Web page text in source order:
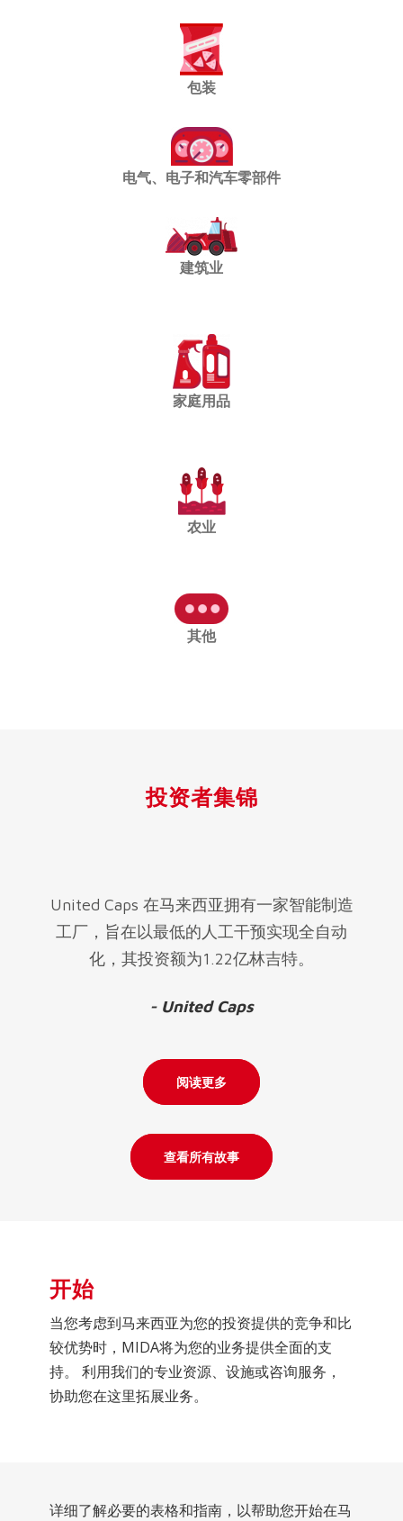
包装
电气、电子和汽车零部件
建筑业
家庭用品
农业
其他
投资者集锦
United Caps 在马来西亚拥有一家智能制造
工厂，旨在以最低的人工干预实现全自动
化，其投资额为1.22亿林吉特。
- United Caps
阅读更多
查看所有故事
开始
当您考虑到马来西亚为您的投资提供的竞争和比
较优势时，MIDA将为您的业务提供全面的支
持。 利用我们的专业资源、设施或咨询服务，
协助您在这里拓展业务。
详细了解必要的表格和指南，以帮助您开始在马